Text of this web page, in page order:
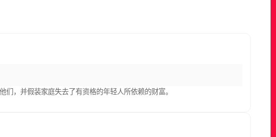
，并假装家庭失去了有资格的年轻人所依赖的财富。